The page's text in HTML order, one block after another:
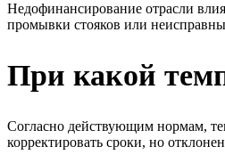
Недофинансирование отрасли
промывки стояков или
При какой
Согласно действующим нормам,
корректировать сроки, но